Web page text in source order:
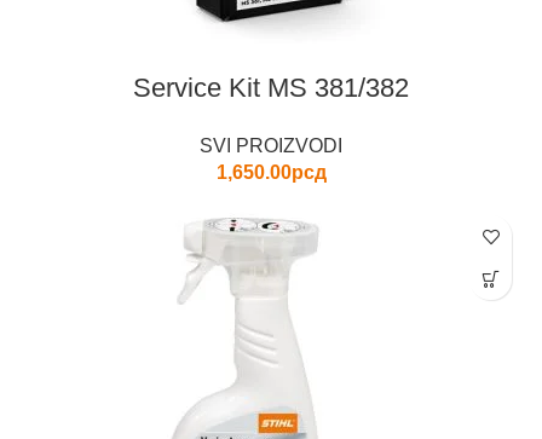
Service Kit MS 381/382
SVI PROIZVODI
1,650.00рсд